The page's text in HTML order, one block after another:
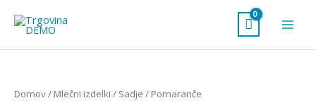
Domov/ Mlečni izdelki / Sadje / Pomaranče
količina